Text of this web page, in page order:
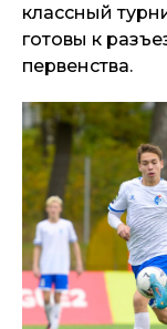
классный
готовы к
первенства.